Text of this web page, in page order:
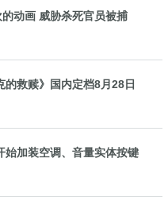
动画 威胁杀死官员被捕
救赎》国内定档8月28日
始加装空调、音量实体按键